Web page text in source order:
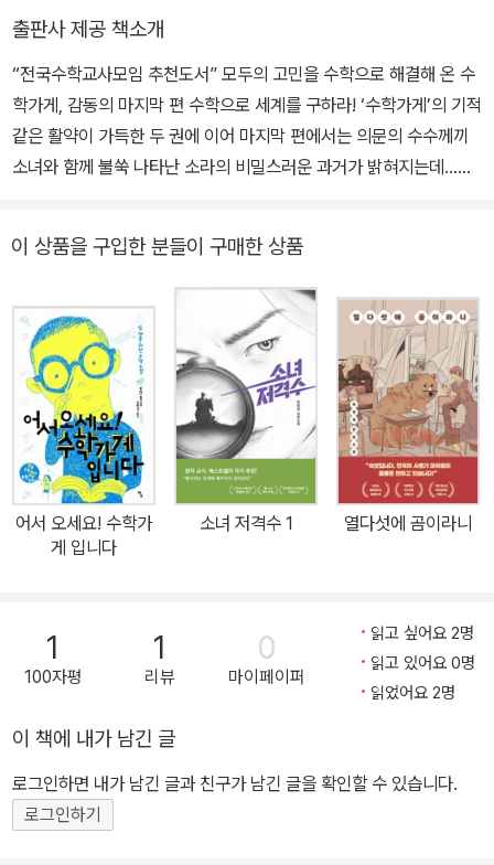
출판사 제공 책소개
“전국수학교사모임 추천도서” 모두의 고민을 수학으로 해결해 온 수
학가게, 감동의 마지막 편 수학으로 세계를 구하라! ‘수학가게’의 기적
같은 활약이 가득한 두 권에 이어 마지막 편에서는 의문의 수수께끼
소녀와 함께 불쑥 나타난 소라의 비밀스러운 과거가 밝혀지는데…….
학가게’ 시리즈가 세 번째 편인 《또 놀러 오세요! 수학가게입니다》를
끝으로 감동의 대장정을 마무리한다. 때마침 수포자(수학 포기자)에
대한 심각성을 정부가 인지하고 나섰다는 소식이 들려온다. 올해 교
육부에서는 아이들의 수학 교육 활성화에 심혈을 기울일 계획이다.
수학 클리닉 프로그램 등을 통해 수학 학습에 어려움을 겪는 학생이
수학에 흥미와 자신감을 갖도록 하겠다는 취지다. 또한 수학 교육에
대한 인식 개선과 대중화를 위해 국가, 지역, 학교, 가정에서 수학을
즐기는 ‘수학과 함께하는 날’도 운영한다. 중학생들의 평범한 일상에
서 수학과의 접점을 찾아가는 ‘수학가게’ 시리즈는 이러한 교육 변화
를 환영한다. ◎ 성장의 도구, 일상 속 수학 그동안 수학가게는 일상
수학과 전혀 관련이 없을 것 같은 학교 축제를 수학을 이용해 성공적
으로 개최하고, 등교 거부를 하는 친구의 마음도 수학적으로 따뜻하
게 헤아렸다. 3권에서는 아버지 건강을 염려하는 친구의 걱정을 덜
목숨의 정리를 이끌어 낸다. 수학가게를 운영하며 한 뼘씩 자란 아이
들처럼 우리는 살아가면서 예기치 않은 수많은 상황에 부딪히고 다양
한 관계를 맺으며 성장해 나간다. 3권에서는 그 상황과 관계를 이해
이 상품을 구입한 분들이 구매한 상품
어서 오세요! 수학가
게 입니다
소녀 저격수 1 열다섯에 곰이라니
1
100자평
1
리뷰
0
마이페이퍼
읽고 싶어요 2명
읽고 있어요 0명
읽었어요 2명
이 책에 내가 남긴 글
로그인하면 내가 남긴 글과 친구가 남긴 글을 확인할 수 있습니다.
로그인하기